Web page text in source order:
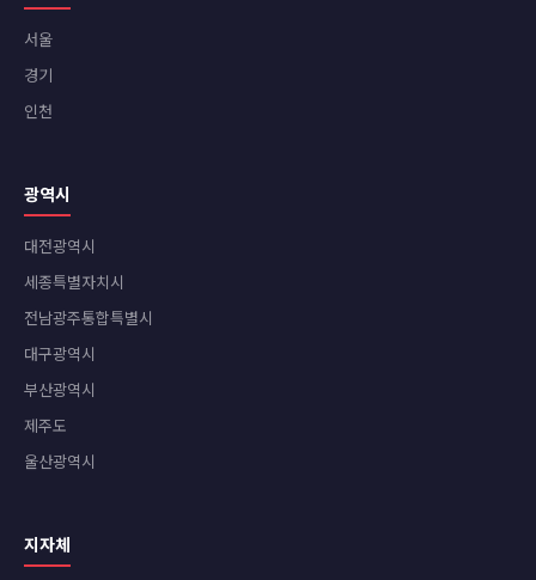
서울
경기
인천
광역시
대전광역시
세종특별자치시
전남광주통합특별시
대구광역시
부산광역시
제주도
울산광역시
지자체